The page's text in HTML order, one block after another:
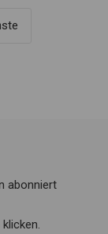
abonniert